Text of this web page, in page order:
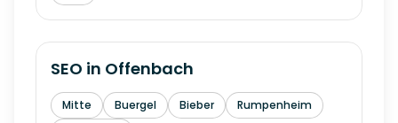
SEO in Offenbach
Mitte Buergel Bieber
Rumpenheim